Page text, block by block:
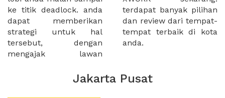
ke titik deadlock. anda
dapat memberikan
strategi untuk hal
tersebut, dengan
mengajak lawan
terdapat banyak pilihan
dan review dari tempat-
tempat terbaik di kota
anda.
Jakarta Pusat